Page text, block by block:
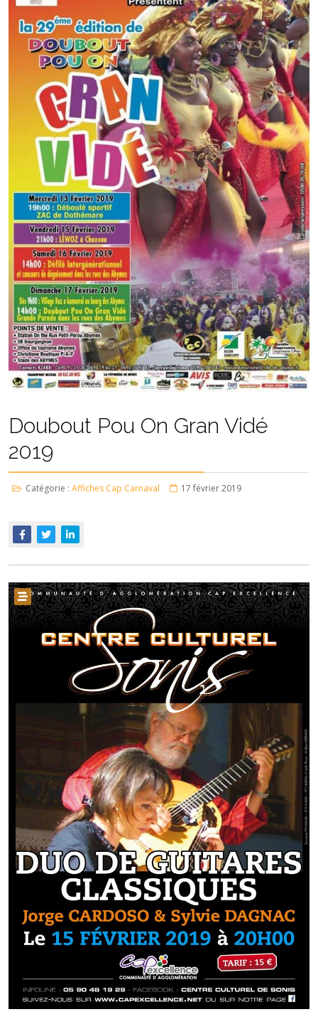
Doubout Pou On Gran Vidé
2019
Catégorie : Affiches Cap Carnaval 17 février 2019